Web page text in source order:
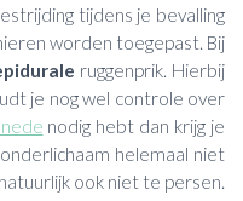
tijdens je bevalling
worden toegepast. Bij
ruggenprik. Hierbij
je nog wel controle over
nodig hebt dan krijg je
helemaal niet
ook niet te persen.